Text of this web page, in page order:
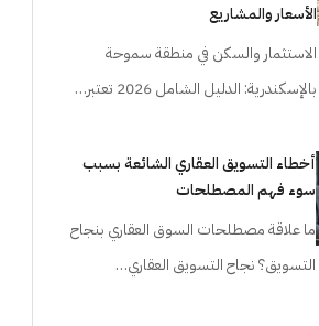
الأسعار والمشاريع
الاستثمار والسكن في منطقة سموحة
بالإسكندرية: الدليل الشامل 2026 تعتبر…
أخطاء التسويق العقاري الشائعة بسبب
سوء فهم المصطلحات
ما علاقة مصطلحات السوق العقاري بنجاح
التسويق؟ نجاح التسويق العقاري…